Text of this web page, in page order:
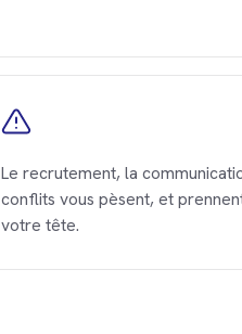
Le recrutement, la
conflits vous pèsent, et
votre tête.